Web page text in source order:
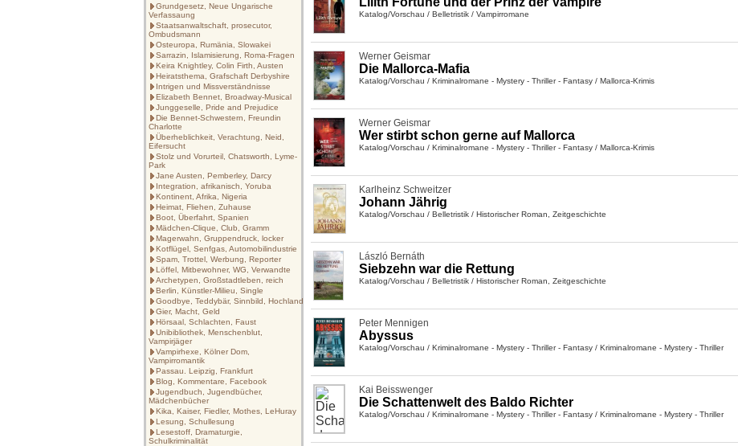
Grundgesetz, Neue Ungarische
Verfassaung
Staatsanwaltschaft, prosecutor,
Ombudsmann
Osteuropa, Rumänia, Slowakei
Sarrazin, Islamisierung, Roma-Fragen
Keira Knightley, Colin Firth, Austen
Heiratsthema, Grafschaft Derbyshire
Intrigen und Missverständnisse
Elizabeth Bennet, Broadway-Musical
Junggeselle, Pride and Prejudice
Die Bennet-Schwestern, Freundin
Charlotte
Überheblichkeit, Verachtung, Neid,
Eifersucht
Stolz und Vorurteil, Chatsworth, Lyme-
Park
Jane Austen, Pemberley, Darcy
Integration, afrikanisch, Yoruba
Kontinent, Afrika, Nigeria
Heimat, Fliehen, Zuhause
Boot, Überfahrt, Spanien
Mädchen-Clique, Club, Gramm
Magerwahn, Gruppendruck, locker
Kotflügel, Senfgas, Automobilindustrie
Spam, Trottel, Werbung, Reporter
Löffel, Mitbewohner, WG, Verwandte
Archetypen, Großstadtleben, reich
Berlin, Künstler-Milieu, Single
Goodbye, Teddybär, Sinnbild, Hochland
Gier, Macht, Geld
Hörsaal, Schlachten, Faust
Unibibliothek, Menschenblut,
Vampirjäger
Vampirhexe, Kölner Dom,
Vampirromantik
Passau. Leipzig, Frankfurt
Blog, Kommentare, Facebook
Jugendbuch, Jugendbücher,
Mädchenbücher
Kika, Kaiser, Fiedler, Mothes, LeHuray
Lesung, Schullesung
Lesestoff, Dramaturgie,
Schulkriminalität
Katalog/Vorschau / Belletristik / Vampirromane
Werner Geismar
Die Mallorca-Mafia
Katalog/Vorschau / Kriminalromane - Mystery - Thriller - Fantasy / Mallorca-Krimis
Werner Geismar
Wer stirbt schon gerne auf Mallorca
Katalog/Vorschau / Kriminalromane - Mystery - Thriller - Fantasy / Mallorca-Krimis
Karlheinz Schweitzer
Johann Jährig
Katalog/Vorschau / Belletristik / Historischer Roman, Zeitgeschichte
László Bernáth
Siebzehn war die Rettung
Katalog/Vorschau / Belletristik / Historischer Roman, Zeitgeschichte
Peter Mennigen
Abyssus
Katalog/Vorschau / Kriminalromane - Mystery - Thriller - Fantasy / Kriminalromane - Mystery - Thriller
Kai Beisswenger
Die Schattenwelt des Baldo Richter
Katalog/Vorschau / Kriminalromane - Mystery - Thriller - Fantasy / Kriminalromane - Mystery - Thriller